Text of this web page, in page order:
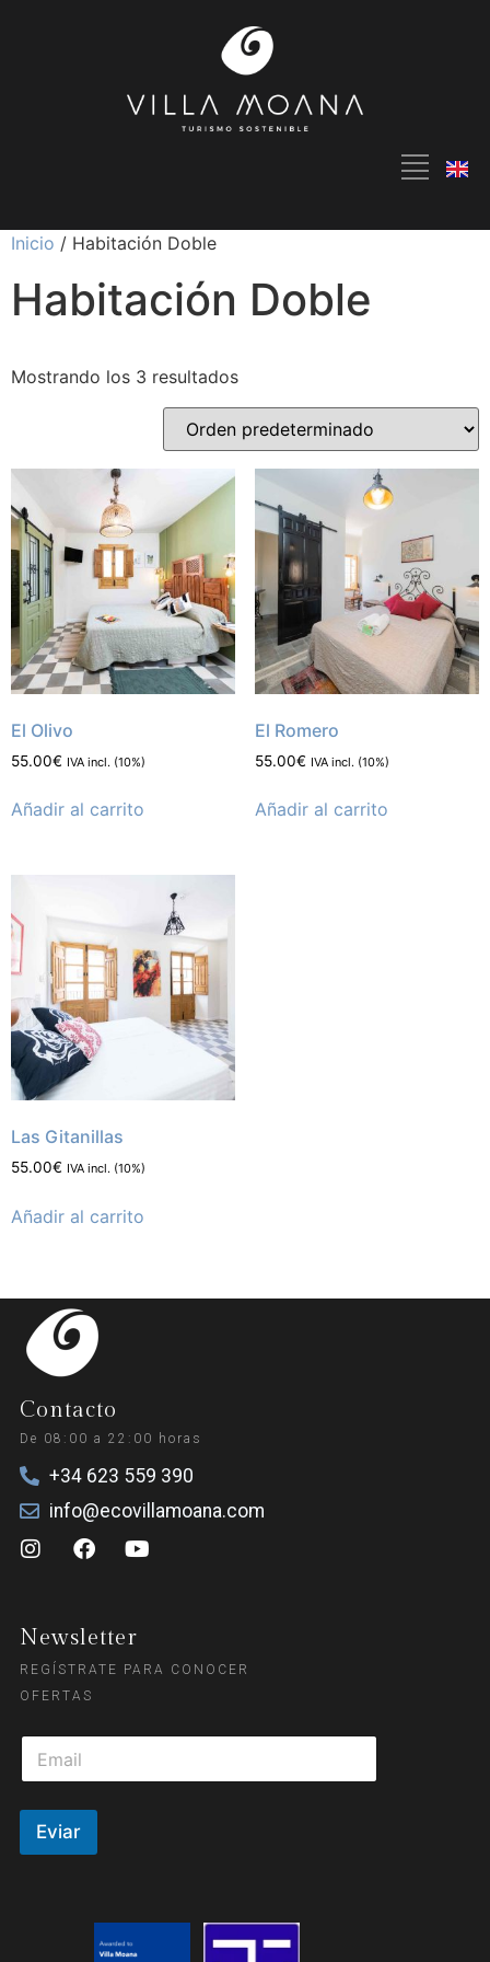
Inicio / Habitación Doble
Habitación Doble
Mostrando los 3 resultados
El Olivo
55.00€ IVA incl. (10%)
Añadir al carrito
El Romero
55.00€ IVA incl. (10%)
Añadir al carrito
Las Gitanillas
55.00€ IVA incl. (10%)
Añadir al carrito
Contacto
De 08:00 a 22:00 horas
+34 623 559 390
info@ecovillamoana.com
Newsletter
REGÍSTRATE PARA CONOCER
OFERTAS
Eviar